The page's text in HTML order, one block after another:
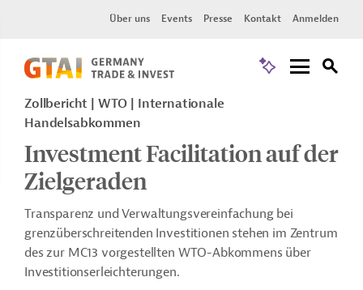
Über uns Events Presse Kontakt Anmelden
Zollbericht WTO
Internationale
Handelsabkommen
Investment Facilitation auf der
Zielgeraden
Transparenz und Verwaltungsvereinfachung bei
grenzüberschreitenden Investitionen stehen im Zentrum
des zur MC13 vorgestellten WTO-Abkommens über
Investitionserleichterungen.